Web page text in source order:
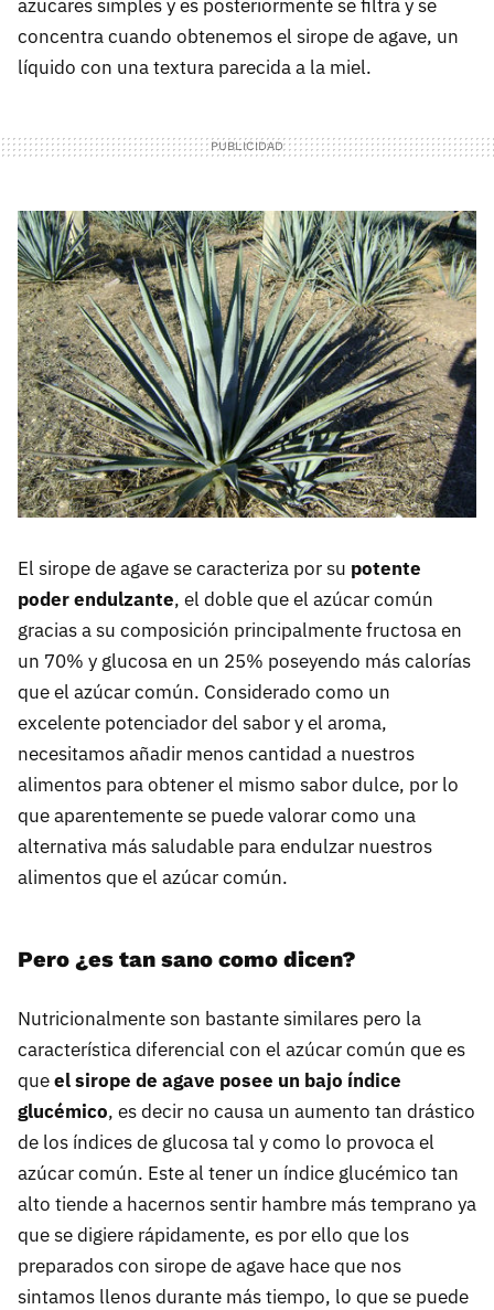
azucares simples y es posteriormente se filtra y se
concentra cuando obtenemos el sirope de agave, un
líquido con una textura parecida a la miel.
El sirope de agave se caracteriza por su potente
poder endulzante, el doble que el azúcar común
gracias a su composición principalmente fructosa en
un 70% y glucosa en un 25% poseyendo más calorías
que el azúcar común. Considerado como un
excelente potenciador del sabor y el aroma,
necesitamos añadir menos cantidad a nuestros
alimentos para obtener el mismo sabor dulce, por lo
que aparentemente se puede valorar como una
alternativa más saludable para endulzar nuestros
alimentos que el azúcar común.
Pero ¿es tan sano como dicen?
Nutricionalmente son bastante similares pero la
característica diferencial con el azúcar común que es
queel sirope de agave posee un bajo índice
glucémico, es decir no causa un aumento tan drástico
de los índices de glucosa tal y como lo provoca el
azúcar común. Este al tener un índice glucémico tan
alto tiende a hacernos sentir hambre más temprano ya
que se digiere rápidamente, es por ello que los
preparados con sirope de agave hace que nos
sintamos llenos durante más tiempo, lo que se puede